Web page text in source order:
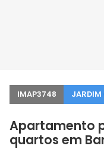
IMAP3748 JARDIM
Apartamento
quartos em